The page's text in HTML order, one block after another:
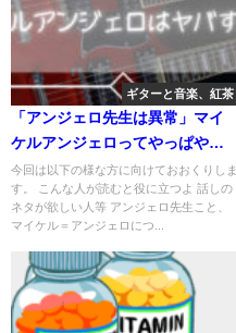
ギターと音楽、紅茶
「アンジェロ先生は異常」マイ
ケルアンジェロってやっぱやば
すぎる
今回は以下の様な方に向けておおくりしま
す。 こんな人が読むと役に立つよ 話しの
ネタが欲しい人等 アンジェロ先生こと、
マイケル＝アンジェロにつ...